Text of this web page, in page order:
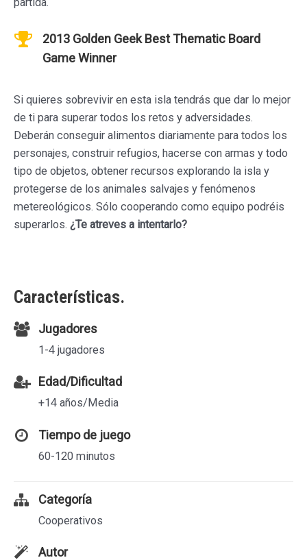
2013 Golden Geek Best Thematic Board
Game Winner
Si quieres sobrevivir en esta isla tendrás que dar lo mejor
de ti para superar todos los retos y adversidades.
Deberán conseguir alimentos diariamente para todos los
personajes, construir refugios, hacerse con armas y todo
tipo de objetos, obtener recursos explorando la isla y
protegerse de los animales salvajes y fenómenos
metereológicos. Sólo cooperando como equipo podréis
superarlos. ¿Te atreves a intentarlo?
Características.
Jugadores
1-4 jugadores
Edad/Dificultad
+14 años/Media
Tiempo de juego
60-120 minutos
Categoría
Cooperativos
Autor